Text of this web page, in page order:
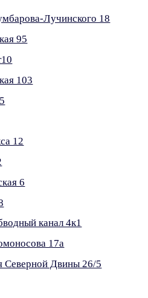
Лучинского 18
95
103
12
6
канал 4к1
17а
Двины 26/5